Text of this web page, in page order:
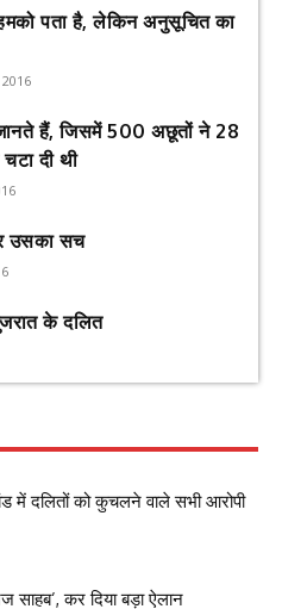
पता है, लेकिन अनुसूचित का
हैं, जिसमें 500 अछूतों ने 28
दी थी
उसका सच
के दलित
में दलितों को कुचलने वाले सभी आरोपी
साहब’, कर दिया बड़ा ऐलान